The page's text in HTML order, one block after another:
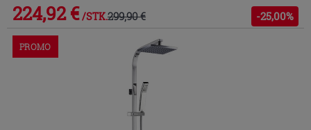
224,92 € /STK.299,90 € -25,00%
PROMO